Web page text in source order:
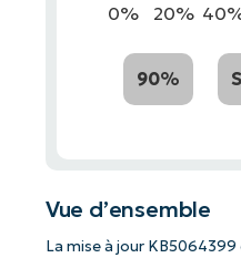
0% 20%
90%
Vue d’ensemble
La mise à jour KB5064399